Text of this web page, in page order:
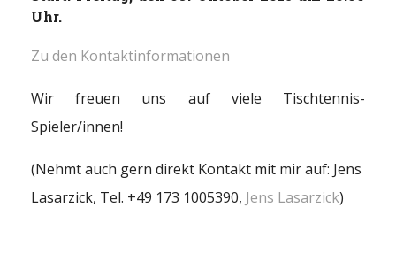
Uhr.
Zu den Kontaktinformationen
Wir freuen uns auf viele Tischtennis-
Spieler/innen!
(Nehmt auch gern direkt Kontakt mit mir auf: Jens
Lasarzick, Tel. +49 173 1005390, Jens Lasarzick)